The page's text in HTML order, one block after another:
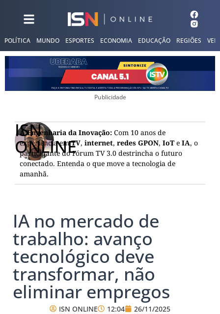
POLÍTICA MUNDO ESPORTES ECONOMIA EDUCAÇÃO REGIÕES
Publicidade
ISN
ONLINE
A Engenharia da Inovação: Com 10 anos de
experiência emTV, internet, redes GPON, IoT e IA, o
participante do Fórum TV 3.0 destrincha o futuro
conectado. Entenda o que move a tecnologia de
amanhã.
IA no mercado de
trabalho: avanço
tecnológico deve
transformar, não
eliminar empregos
ISN ONLINE 12:04 26/11/2025